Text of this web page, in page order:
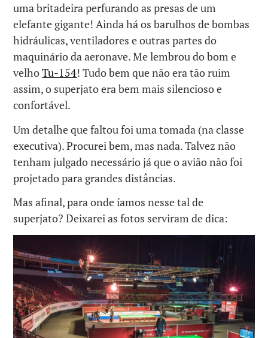
uma britadeira perfurando as presas de um
elefante gigante! Ainda há os barulhos de bombas
hidráulicas, ventiladores e outras partes do
maquinário da aeronave. Me lembrou do bom e
velhoTu-154! Tudo bem que não era tão ruim
assim, o superjato era bem mais silencioso e
confortável.
Um detalhe que faltou foi uma tomada (na classe
executiva). Procurei bem, mas nada. Talvez não
tenham julgado necessário já que o avião não foi
projetado para grandes distâncias.
Mas afinal, para onde íamos nesse tal de
superjato? Deixarei as fotos serviram de dica: